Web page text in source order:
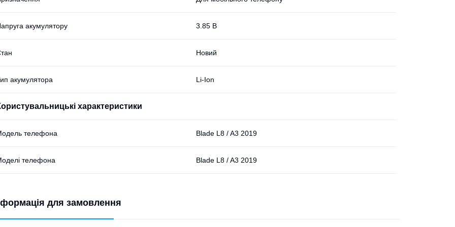
акумулятору 3.85 В
Новий
акумулятора Li-Ion
характеристики
телефона Blade L8 / A3 2019
телефона Blade L8 / A3 2019
для замовлення